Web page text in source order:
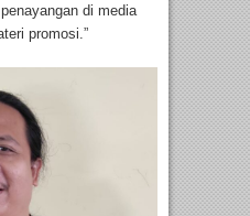
di media
promosi.”